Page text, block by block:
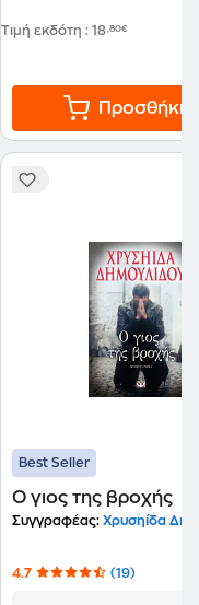
Τιμή εκδότη : 18,80€
Προσθήκη
Best Seller
Ο γιος της βροχής
Συγγραφέας: Χρυσηίδα
4.7 (19)